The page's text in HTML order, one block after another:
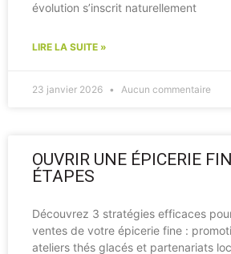
évolution s’inscrit naturellement
LIRE LA SUITE »
23 janvier 2026 Aucun commentaire
OUVRIR UNE ÉPICERIE
ÉTAPES
Découvrez 3 stratégies efficaces
ventes de votre épicerie fine :
ateliers thés glacés et partenariats